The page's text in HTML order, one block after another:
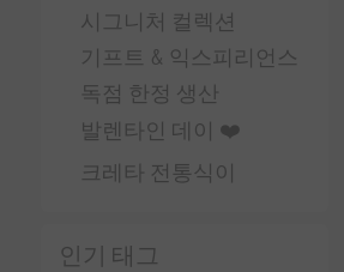
시그니처 컬렉션
기프트 & 익스피리언스
독점 한정 생산
발렌타인 데이 ❤️
크레타 전통식이
인기 태그